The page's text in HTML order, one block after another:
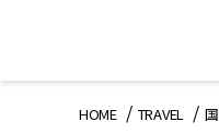
HOME TRAVEL